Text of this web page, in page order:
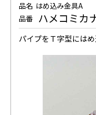
品名 はめ込み金具A
品番 ハメコミカ
パイプをＴ字型には